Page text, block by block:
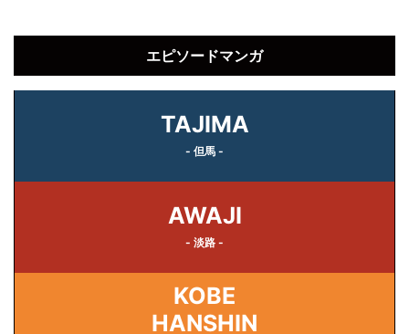
エピソードマンガ
TAJIMA
- 但馬 -
AWAJI
- 淡路 -
KOBE
HANSHIN